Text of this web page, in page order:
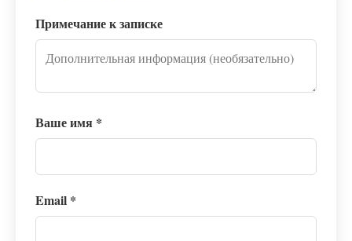
Примечание к записке
Ваше имя *
Email *